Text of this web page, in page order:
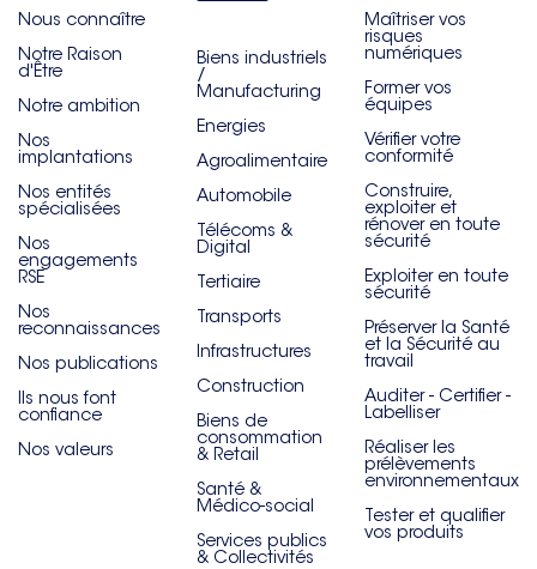
Nous connaître
Notre Raison
d'Être
Notre ambition
Nos
implantations
Nos entités
spécialisées
Nos
engagements
RSE
Nos
reconnaissances
Nos publications
Ils nous font
confiance
Nos valeurs
Biens industriels
/
Manufacturing
Energies
Agroalimentaire
Automobile
Télécoms &
Digital
Tertiaire
Transports
Infrastructures
Construction
Biens de
consommation
& Retail
Santé &
Médico-social
Services publics
& Collectivités
Maîtriser vos
risques
numériques
Former vos
équipes
Vérifier votre
conformité
Construire,
exploiter et
rénover en toute
sécurité
Exploiter en toute
sécurité
Préserver la Santé
et la Sécurité au
travail
Auditer - Certifier -
Labelliser
Réaliser les
prélèvements
environnementaux
Tester et qualifier
vos produits